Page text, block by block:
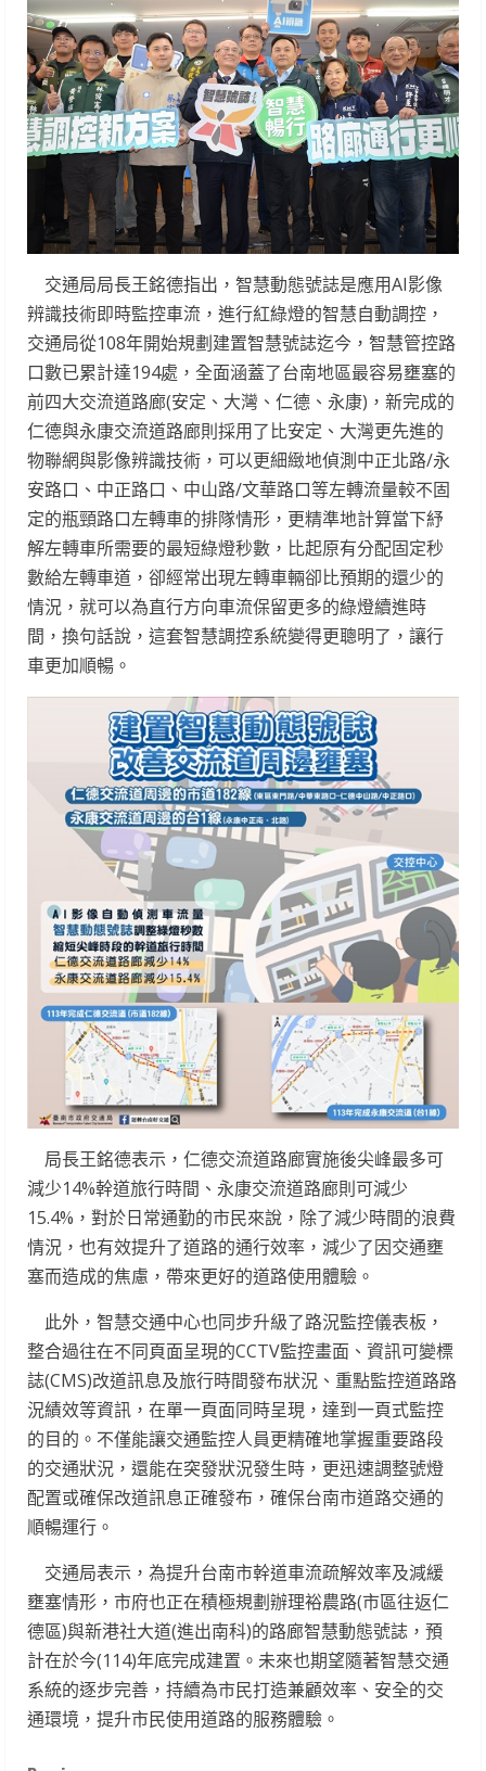
交通局局長王銘德指出，智慧動態號誌是應用AI影像
辨識技術即時監控車流，進行紅綠燈的智慧自動調控，
交通局從108年開始規劃建置智慧號誌迄今，智慧管控路
口數已累計達194處，全面涵蓋了台南地區最容易壅塞的
前四大交流道路廊(安定、大灣、仁德、永康)，新完成的
仁德與永康交流道路廊則採用了比安定、大灣更先進的
物聯網與影像辨識技術，可以更細緻地偵測中正北路/永
安路口、中正路口、中山路/文華路口等左轉流量較不固
定的瓶頸路口左轉車的排隊情形，更精準地計算當下紓
解左轉車所需要的最短綠燈秒數，比起原有分配固定秒
數給左轉車道，卻經常出現左轉車輛卻比預期的還少的
情況，就可以為直行方向車流保留更多的綠燈續進時
間，換句話說，這套智慧調控系統變得更聰明了，讓行
車更加順暢。
局長王銘德表示，仁德交流道路廊實施後尖峰最多可
減少14%幹道旅行時間、永康交流道路廊則可減少
15.4%，對於日常通勤的市民來說，除了減少時間的浪費
情況，也有效提升了道路的通行效率，減少了因交通壅
塞而造成的焦慮，帶來更好的道路使用體驗。
此外，智慧交通中心也同步升級了路況監控儀表板，
整合過往在不同頁面呈現的CCTV監控畫面、資訊可變標
誌(CMS)改道訊息及旅行時間發布狀況、重點監控道路路
況績效等資訊，在單一頁面同時呈現，達到一頁式監控
的目的。不僅能讓交通監控人員更精確地掌握重要路段
的交通狀況，還能在突發狀況發生時，更迅速調整號燈
配置或確保改道訊息正確發布，確保台南市道路交通的
順暢運行。
交通局表示，為提升台南市幹道車流疏解效率及減緩
壅塞情形，市府也正在積極規劃辦理裕農路(市區往返仁
德區)與新港社大道(進出南科)的路廊智慧動態號誌，預
計在於今(114)年底完成建置。未來也期望隨著智慧交通
系統的逐步完善，持續為市民打造兼顧效率、安全的交
通環境，提升市民使用道路的服務體驗。